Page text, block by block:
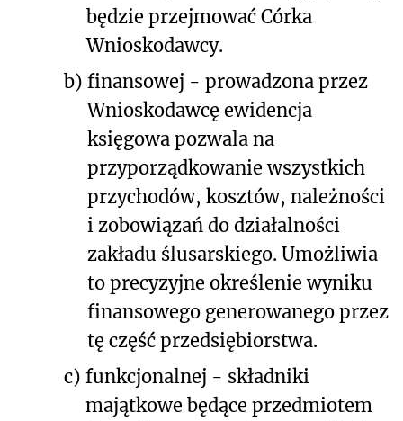
będzie przejmować Córka
Wnioskodawcy.
b) finansowej - prowadzona przez
Wnioskodawcę ewidencja
księgowa pozwala na
przyporządkowanie wszystkich
przychodów, kosztów, należności
i zobowiązań do działalności
zakładu ślusarskiego. Umożliwia
to precyzyjne określenie wyniku
finansowego generowanego przez
tę część przedsiębiorstwa.
c) funkcjonalnej - składniki
majątkowe będące przedmiotem